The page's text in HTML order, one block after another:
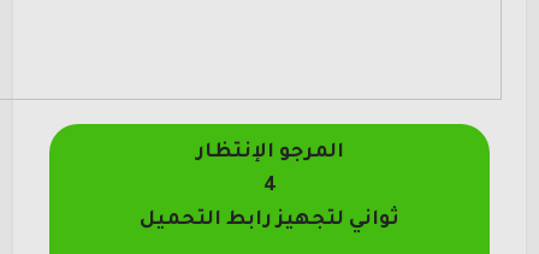
المرجو الإنتظار
4
ثواني لتجهيز رابط التحميل